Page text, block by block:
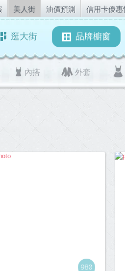
美人街 油價預測 信用卡優惠
逛大街 品牌櫥窗
內搭 外套
980